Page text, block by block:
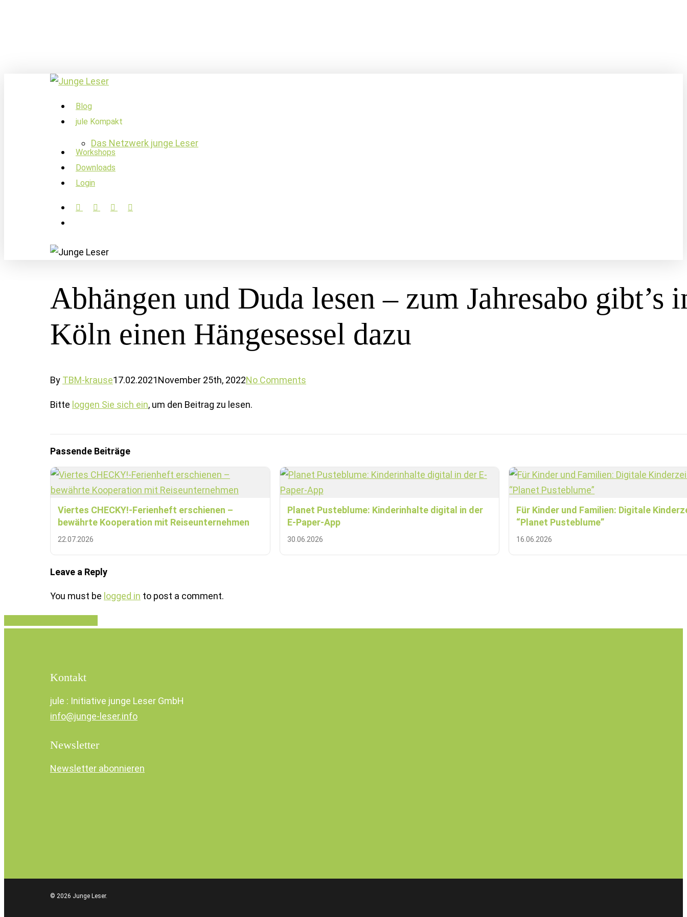
account
Menu
Blog
jule Kompakt
Das Netzwerk junge Leser
Workshops
Downloads
Login
facebooklinkedininstagramsoundcloud
Abhängen und Duda lesen – zum Jahresabo gibt’s
Köln einen Hängesessel dazu
By TBM-krause17.02.2021November 25th, 2022No Comments
Bitte loggen Sie sich ein, um den Beitrag zu lesen.
Passende Beiträge
Viertes CHECKY!-Ferienheft erschienen –
bewährte Kooperation mit Reiseunternehmen
22.07.2026
Planet Pusteblume: Kinderinhalte digital in der
E-Paper-App
30.06.2026
Für Kinder und Familien: Digitale
“Planet Pusteblume”
16.06.2026
Leave a Reply
You must be logged in to post a comment.
Kontakt
jule : Initiative junge Leser GmbH
info@junge-leser.info
Newsletter
Newsletter abonnieren
© 2026 Junge Leser.